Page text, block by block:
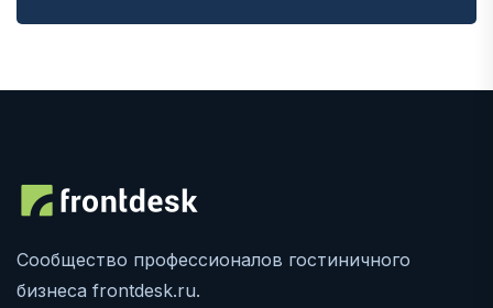
Сообщество профессионалов гостиничного
бизнеса frontdesk.ru.